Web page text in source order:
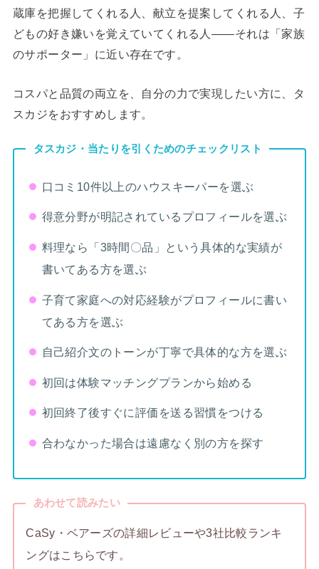
蔵庫を把握してくれる人、献立を提案してくれる人、子
どもの好き嫌いを覚えていてくれる人——それは「家族
のサポーター」に近い存在です。
コスパと品質の両立を、自分の力で実現したい方に、タ
スカジをおすすめします。
タスカジ・当たりを引くためのチェックリスト
口コミ10件以上のハウスキーパーを選ぶ
得意分野が明記されているプロフィールを選ぶ
料理なら「3時間〇品」という具体的な実績が
書いてある方を選ぶ
子育て家庭への対応経験がプロフィールに書い
てある方を選ぶ
自己紹介文のトーンが丁寧で具体的な方を選ぶ
初回は体験マッチングプランから始める
初回終了後すぐに評価を送る習慣をつける
合わなかった場合は遠慮なく別の方を探す
あわせて読みたい
CaSy・ベアーズの詳細レビューや3社比較ランキ
ングはこちらです。